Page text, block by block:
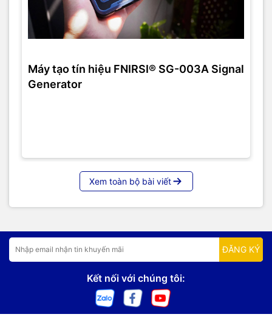
Máy tạo tín hiệu FNIRSI® SG-003A Signal
Generator
Xem toàn bộ bài viết
ĐĂNG KÝ
Kết nối với chúng tôi: